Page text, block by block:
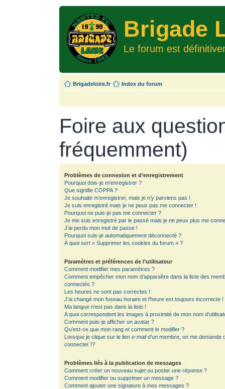
Brigade
Le forum est
Brigadeloire.fr Index du forum
Foire aux
fréquemment)
Problèmes de connexion et d’enregistrement
Pourquoi dois-je m’enregistrer ?
Que signifie COPPA ?
Je souhaite m’enregistrer, mais je n’y parviens pas !
Je suis enregistré mais je ne peux pas me connecter !
Pourquoi ne puis-je pas me connecter ?
Je me suis enregistré par le passé mais je ne peux plus me
J’ai perdu mon mot de passe !
Pourquoi suis-je automatiquement déconnecté ?
À quoi sert « Supprimer les cookies du forum » ?
Paramètres et préférences de l’utilisateur
Comment modifier mes paramètres ?
Comment empêcher mon nom d’apparaître dans la liste des
connectés ?
Les heures ne sont pas correctes !
J’ai changé mon fuseau horaire et l’heure est toujours incorrecte !
Ma langue n’est pas dans la liste !
A quoi correspondent les images à proximité de mon nom
Comment puis-je afficher un avatar ?
Qu’est-ce que mon rang et comment le modifier ?
Lorsque je clique sur le lien e-maild’un membre, on me demande
connecter !?
Problèmes liés à la publication de messages
Comment créer un nouveau sujet ou poster une réponse ?
Comment modifier ou supprimer un message ?
Comment ajouter une signature à mes messages ?